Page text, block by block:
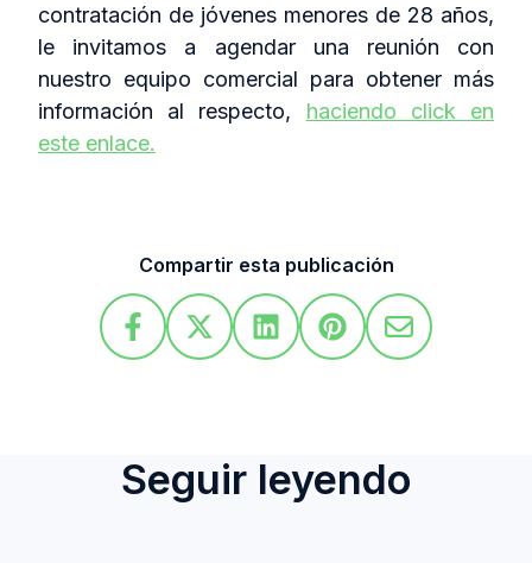
contratación de jóvenes menores de 28 años,
le invitamos a agendar una reunión con
nuestro equipo comercial para obtener más
información al respecto,
haciendo click en
este enlace.
Compartir esta publicación
Seguir leyendo